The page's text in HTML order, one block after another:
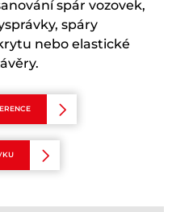
spár vozovek,
spáry
nebo elastické